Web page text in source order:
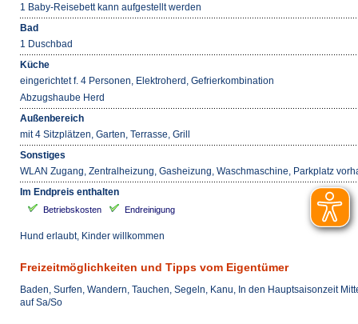
1 Baby-Reisebett kann aufgestellt werden
Bad
1 Duschbad
Küche
eingerichtet f. 4 Personen, Elektroherd, Gefrierkombination
Abzugshaube Herd
Außenbereich
mit 4 Sitzplätzen, Garten, Terrasse, Grill
Sonstiges
WLAN Zugang, Zentralheizung, Gasheizung, Waschmaschine, Parkplatz
Im Endpreis enthalten
Betriebskosten Endreinigung
Hund erlaubt, Kinder willkommen
Freizeitmöglichkeiten und Tipps vom Eigentümer
Baden, Surfen, Wandern, Tauchen, Segeln, Kanu, In den Hauptsaisonzeit
auf Sa/So